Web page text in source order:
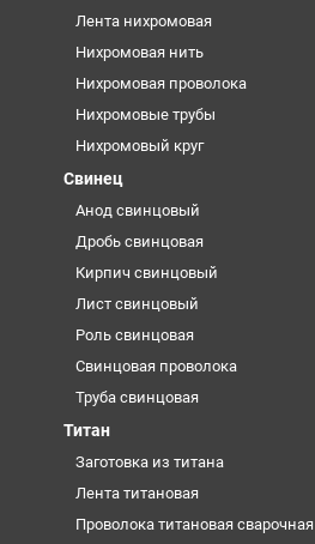
Лента нихромовая
Нихромовая нить
Нихромовая проволока
Нихромовые трубы
Нихромовый круг
Свинец
Анод свинцовый
Дробь свинцовая
Кирпич свинцовый
Лист свинцовый
Роль свинцовая
Свинцовая проволока
Труба свинцовая
Титан
Заготовка из титана
Лента титановая
Проволока титановая сварочная